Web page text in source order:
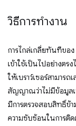
วิธีการทำงาน
การไกล่เกลี่ยทันทีขอ
เข้าใช้เป็นไปอย่างต
ให้เบราว์เซอร์สามาร
สัญญาณว่าไม่มีข้อมูลเ
มีการตรวจสอบสิทธิ์ข้
ความซับซ้อนในการติ